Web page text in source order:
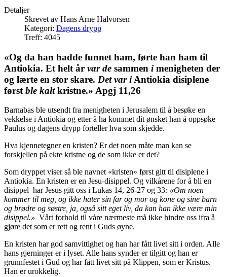
Detaljer
Skrevet av Hans Arne Halvorsen
Kategori: Dagens drypp
Treff: 4045
«Og da han hadde funnet ham, førte han ham til
Antiokia. Et helt år var de sammen imenigheten der
og lærte en stor skare. Det var iAntiokia disiplene
først ble kaltkristne.» Apgj 11,26
Barnabas ble utsendt fra menigheten i Jerusalem til å besøke en
vekkelse i Antiokia og etter å ha kommet dit ønsket han å oppsøke
Paulus og dagens drypp forteller hva som skjedde.
Hva kjennetegner en kristen? Er det noen måte man kan se
forskjellen på ekte kristne og de som ikke er det?
Som dryppet viser så ble navnet «kristen» først gitt til disiplene i
Antiokia. En kristen er en Jesu-disippel. Og vilkårene for å bli en
disippel har Jesus gitt oss i Lukas 14, 26-27 og 33: «Om noen
kommer til meg, og ikke hater sin far og mor og kone og sine barn
og brødre og søstre, ja, også sitt eget liv, da kan han ikke være min
disippel.» Vårt forhold til våre nærmeste må ikke hindre oss ifra å
gjøre det som er rett og rent i Guds øyne.
En kristen har god samvittighet og han har fått livet sitt i orden. Alle
hans gjerninger er i lyset. Alle hans synder er tilgitt og han er
grunnfestet i Gud og har fått livet sitt på Klippen, som er Kristus.
Han er urokkelig.